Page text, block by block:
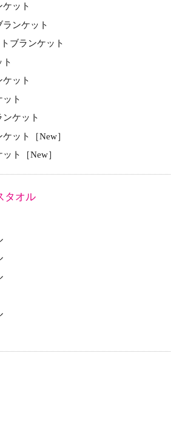
ケット
ランケット
ブランケット
ット
ト
ケット
ット［New］
ト［New］
タオル